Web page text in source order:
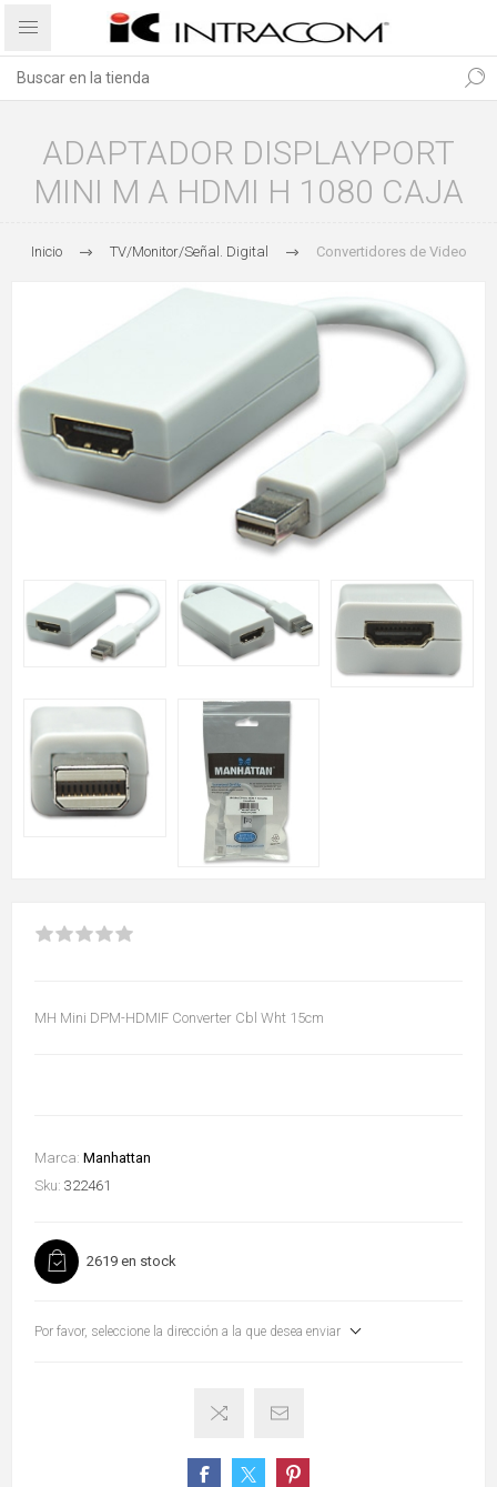
ADAPTADOR DISPLAYPORT
MINI M A HDMI H 1080 CAJA
Inicio TV/Monitor/Señal. Digital Convertidores de Video
MH Mini DPM-HDMIF Converter Cbl Wht 15cm
Marca: Manhattan
Sku: 322461
2619 en stock
Por favor, seleccione la dirección a la que desea enviar